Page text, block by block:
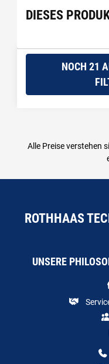
DIESES
NOCH 21
Alle Preise verstehen
ROTHHAAS
UNSERE